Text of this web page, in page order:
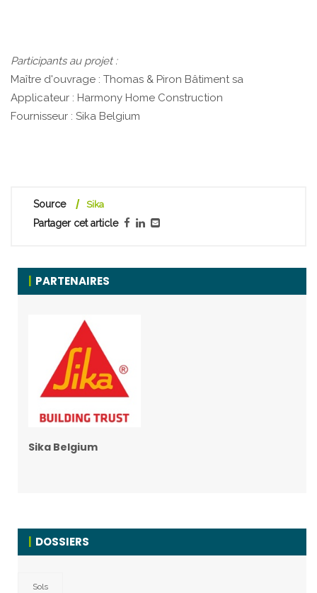
Participants au projet :
Maître d'ouvrage : Thomas & Piron Bâtiment sa
Applicateur : Harmony Home Construction
Fournisseur : Sika Belgium
Source Sika
Partager cet article
PARTENAIRES
Sika Belgium
DOSSIERS
Sols